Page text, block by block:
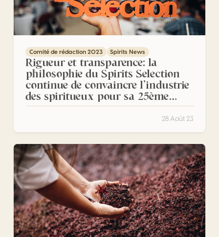
Comité de rédaction 2023 Spirits News
Rigueur et transparence: la
philosophie du Spirits Selection
continue de convaincre l’industrie
des spiritueux pour sa 25ème
édition
28 Août 23
Qu’est-ce que la Grappa ? – 2ème partie –